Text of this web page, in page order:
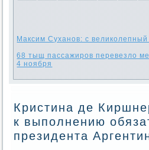
Максим Суханов: с
68 тыщ пассажиров перевезло
4 ноября
Кристина де
к выполнению
президента